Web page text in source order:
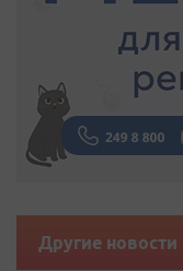
Другие новости